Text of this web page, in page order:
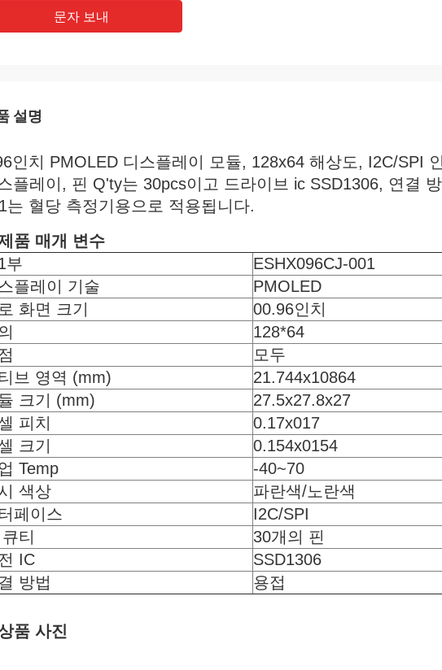
문자 보내
설명
인치 PMOLED 디스플레이 모듈, 128x64 해상도, I2C/SPI
플레이, 핀 Q'ty는 30pcs이고 드라이브 ic SSD1306, 연결
는 혈당 측정기용으로 적용됩니다.
품 매개 변수
부
ESHX096CJ-001
플레이 기술
PMOLED
화면 크기
00.96인치
128*64
모두
브 영역 (mm)
21.744x10864
크기 (mm)
27.5x27.8x27
피치
0.17x017
크기
0.154x0154
Temp
-40~70
색상
파란색/노란색
페이스
I2C/SPI
티
30개의 핀
IC
SSD1306
방법
용접
품 사진